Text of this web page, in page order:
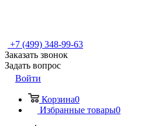
+7 (499) 348-99-63
Заказать звонок
Задать вопрос
Войти
Корзина0
Избранные товары0